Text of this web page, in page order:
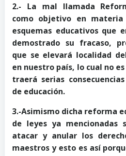
2.- La mal llamada
como objetivo en materia
esquemas educativos que
demostrado su fracaso,
que se elevará localidad
en nuestro país, lo cual no
traerá serias
de educación.
3.-Asimismo dicha reforma
de leyes ya mencionadas
atacar y anular los
maestros y esto es así